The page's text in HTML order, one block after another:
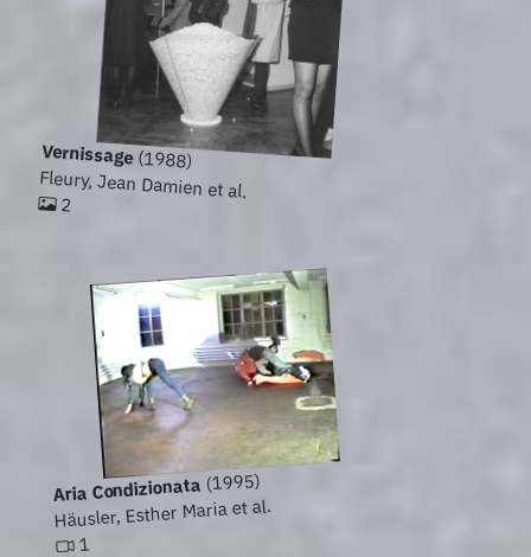
Vernissage(1988)
Fleury, Jean Damien et al.
2
Aria Condizionata (1995)
Häusler, Esther Maria et al.
1